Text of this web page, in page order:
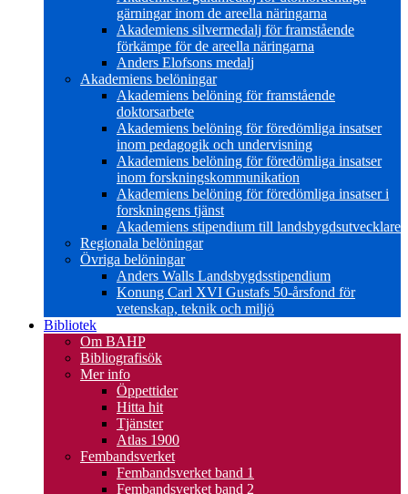
gärningar inom de areella näringarna
Akademiens silvermedalj för framstående
förkämpe för de areella näringarna
Anders Elofsons medalj
Akademiens belöningar
Akademiens belöning för framstående
doktorsarbete
Akademiens belöning för föredömliga insatser
inom pedagogik och undervisning
Akademiens belöning för föredömliga insatser
inom forskningskommunikation
Akademiens belöning för föredömliga insatser i
forskningens tjänst
Akademiens stipendium till landsbygdsutvecklare
Regionala belöningar
Övriga belöningar
Anders Walls Landsbygdsstipendium
Konung Carl XVI Gustafs 50-årsfond för
vetenskap, teknik och miljö
Bibliotek
Om BAHP
Bibliografisök
Mer info
Öppettider
Hitta hit
Tjänster
Atlas 1900
Fembandsverket
Fembandsverket band 1
Fembandsverket band 2